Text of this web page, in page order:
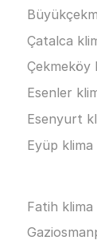
Çatalca
Çekmeköy
Esenler
Esenyurt
Eyüp klima
Fatih klima